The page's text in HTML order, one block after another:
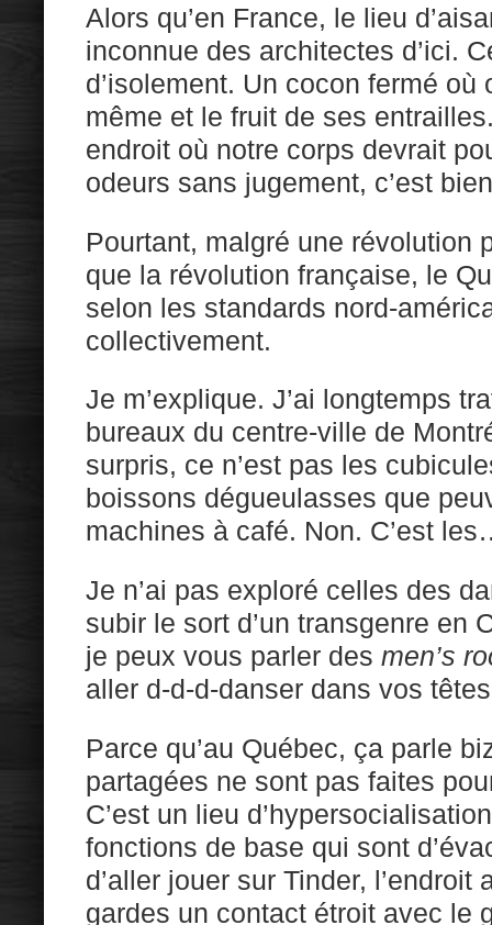
Alors qu’en France, le lieu
inconnue des architectes d’ici.
d’isolement. Un cocon fermé
même et le fruit de ses
endroit où notre corps devrait
odeurs sans jugement, c’est
Pourtant, malgré une révolution
que la révolution française, le
selon les standards nord-
collectivement.
Je m’explique. J’ai longtemps
bureaux du centre-ville de
surpris, ce n’est pas les
boissons dégueulasses que
machines à café. Non. C’est
Je n’ai pas exploré celles des
subir le sort d’un transgenre en
je peux vous parler des men’s
aller d-d-d-danser dans vos
Parce qu’au Québec, ça parle
partagées ne sont pas faites
C’est un lieu
fonctions de base qui sont
d’aller jouer sur Tinder,
gardes un contact étroit avec le